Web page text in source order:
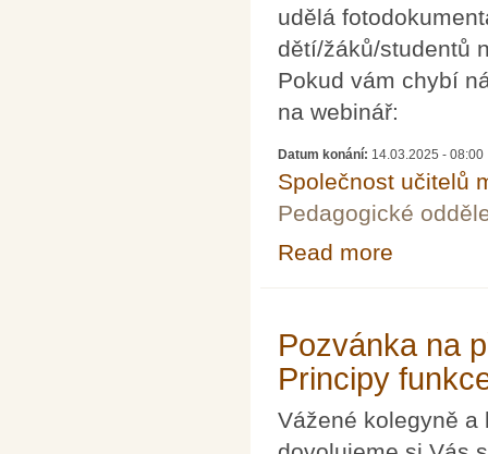
udělá
dětí/žáků/studentů
Pokud vám chybí
na webinář:
Datum konání: 14.03.2025 - 08:00
Společnost učitelů
Pedagogické
Read more
Pozvánka na
Principy
Vážené kolegyně a